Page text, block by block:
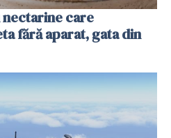
nectarine care
fără aparat, gata din